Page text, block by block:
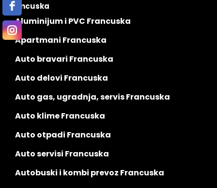
Francuska
Aluminijum i PVC Francuska
Apartmani Francuska
Auto bravari Francuska
Auto delovi Francuska
Auto gas, ugradnja, servis Francuska
Auto klime Francuska
Auto otpadi Francuska
Auto servisi Francuska
Autobuski i kombi prevoz Francuska